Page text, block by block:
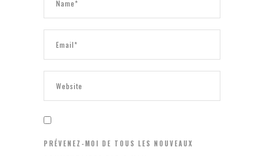
PRÉVENEZ-MOI DE TOUS LES NOUVEAUX